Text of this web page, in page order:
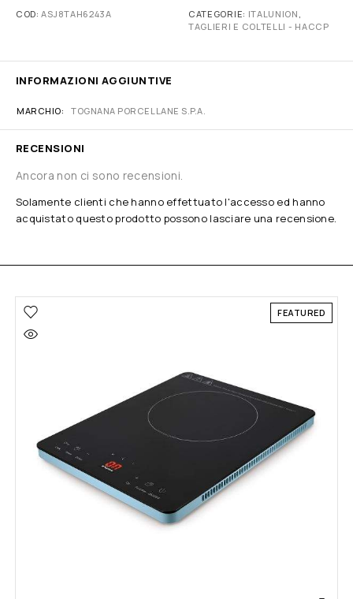
COD:ASJ8TAH6243A CATEGORIE: ITALUNION ,
TAGLIERI E COLTELLI - HACCP
INFORMAZIONI AGGIUNTIVE
MARCHIO TOGNANA PORCELLANE S.P.A.
RECENSIONI
Ancora non ci sono recensioni.
Solamente clienti che hanno effettuato l'accesso ed hanno
acquistato questo prodotto possono lasciare una recensione.
FEATURED